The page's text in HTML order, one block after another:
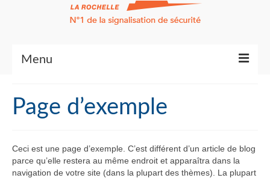
Menu
Qui sommes-nous ?
Page d’exemple
Ceci est une page d’exemple. C’est différent d’un article de blog
parce qu’elle restera au même endroit et apparaîtra dans la
navigation de votre site (dans la plupart des thèmes). La plupart